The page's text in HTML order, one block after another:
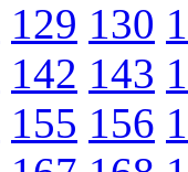
129 130
142 143
155 156